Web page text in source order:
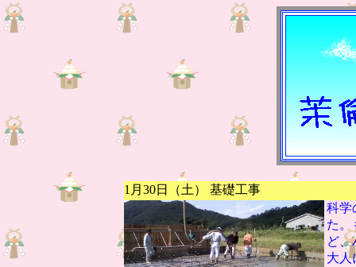
1月30日（土） 基礎工事
科学
た。
ど
大人